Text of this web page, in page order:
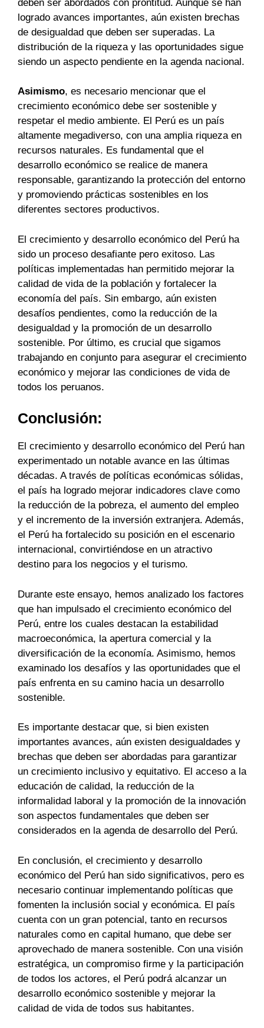
deben ser abordados con prontitud. Aunque se han
logrado avances importantes, aún existen brechas
de desigualdad que deben ser superadas. La
distribución de la riqueza y las oportunidades sigue
siendo un aspecto pendiente en la agenda nacional.
Asimismo, es necesario mencionar que el
crecimiento económico debe ser sostenible y
respetar el medio ambiente. El Perú es un país
altamente megadiverso, con una amplia riqueza en
recursos naturales. Es fundamental que el
desarrollo económico se realice de manera
responsable, garantizando la protección del entorno
y promoviendo prácticas sostenibles en los
diferentes sectores productivos.
El crecimiento y desarrollo económico del Perú ha
sido un proceso desafiante pero exitoso. Las
políticas implementadas han permitido mejorar la
calidad de vida de la población y fortalecer la
economía del país. Sin embargo, aún existen
desafíos pendientes, como la reducción de la
desigualdad y la promoción de un desarrollo
sostenible. Por último, es crucial que sigamos
trabajando en conjunto para asegurar el crecimiento
económico y mejorar las condiciones de vida de
todos los peruanos.
Conclusión:
El crecimiento y desarrollo económico del Perú han
experimentado un notable avance en las últimas
décadas. A través de políticas económicas sólidas,
el país ha logrado mejorar indicadores clave como
la reducción de la pobreza, el aumento del empleo
y el incremento de la inversión extranjera. Además,
el Perú ha fortalecido su posición en el escenario
internacional, convirtiéndose en un atractivo
destino para los negocios y el turismo.
Durante este ensayo, hemos analizado los factores
que han impulsado el crecimiento económico del
Perú, entre los cuales destacan la estabilidad
macroeconómica, la apertura comercial y la
diversificación de la economía. Asimismo, hemos
examinado los desafíos y las oportunidades que el
país enfrenta en su camino hacia un desarrollo
sostenible.
Es importante destacar que, si bien existen
importantes avances, aún existen desigualdades y
brechas que deben ser abordadas para garantizar
un crecimiento inclusivo y equitativo. El acceso a la
educación de calidad, la reducción de la
informalidad laboral y la promoción de la innovación
son aspectos fundamentales que deben ser
considerados en la agenda de desarrollo del Perú.
En conclusión, el crecimiento y desarrollo
económico del Perú han sido significativos, pero es
necesario continuar implementando políticas que
fomenten la inclusión social y económica. El país
cuenta con un gran potencial, tanto en recursos
naturales como en capital humano, que debe ser
aprovechado de manera sostenible. Con una visión
estratégica, un compromiso firme y la participación
de todos los actores, el Perú podrá alcanzar un
desarrollo económico sostenible y mejorar la
calidad de vida de todos sus habitantes.